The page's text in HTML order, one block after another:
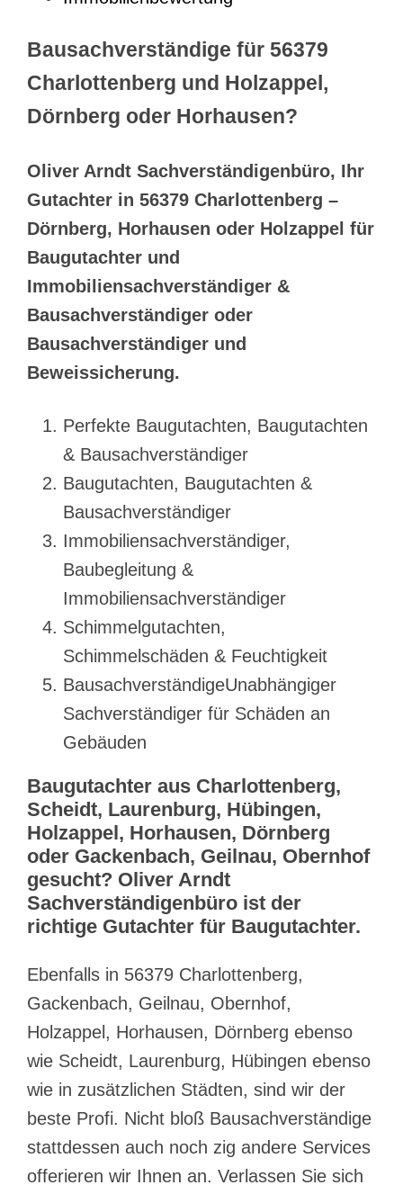
Bausachverständige für 56379
Charlottenberg und Holzappel,
Dörnberg oder Horhausen?
Oliver Arndt Sachverständigenbüro, Ihr
Gutachter in 56379 Charlottenberg –
Dörnberg, Horhausen oder Holzappel für
Baugutachter und
Immobiliensachverständiger &
Bausachverständiger oder
Bausachverständiger und
Beweissicherung.
Perfekte Baugutachten, Baugutachten
& Bausachverständiger
Baugutachten, Baugutachten &
Bausachverständiger
Immobiliensachverständiger,
Baubegleitung &
Immobiliensachverständiger
Schimmelgutachten,
Schimmelschäden & Feuchtigkeit
BausachverständigeUnabhängiger
Sachverständiger für Schäden an
Gebäuden
Baugutachter aus Charlottenberg,
Scheidt, Laurenburg, Hübingen,
Holzappel, Horhausen, Dörnberg
oder Gackenbach, Geilnau, Obernhof
gesucht? Oliver Arndt
Sachverständigenbüro ist der
richtige Gutachter für Baugutachter.
Ebenfalls in 56379 Charlottenberg,
Gackenbach, Geilnau, Obernhof,
Holzappel, Horhausen, Dörnberg ebenso
wie Scheidt, Laurenburg, Hübingen ebenso
wie in zusätzlichen Städten, sind wir der
beste Profi. Nicht bloß Bausachverständige
stattdessen auch noch zig andere Services
offerieren wir Ihnen an. Verlassen Sie sich